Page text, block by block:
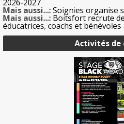
2026-2027
Mais aussi...:Soignies organise
Mais aussi...: Boitsfort recrute
éducatrices, coachs et bénévoles
Activités de